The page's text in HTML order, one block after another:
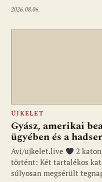
2026.08.06.
ÚJKELET
Gyász, amerikai
ügyében és a
Avi/ujkelet.live
2
történt: Két tartalékos
súlyosan megsérült